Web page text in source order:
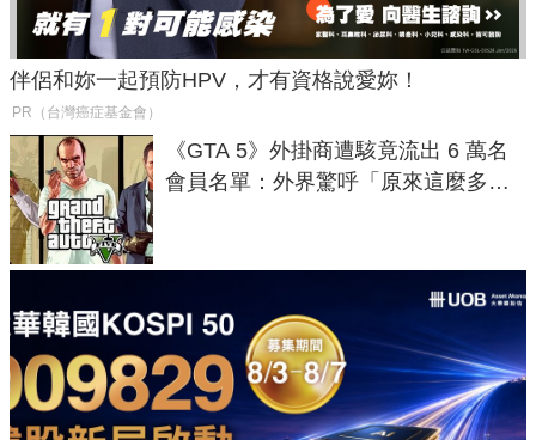
伴侶和妳一起預防HPV，才有資格說愛妳！
PR（台灣癌症基金會）
《GTA 5》外掛商遭駭竟流出 6 萬名
會員名單：外界驚呼「原來這麼多人